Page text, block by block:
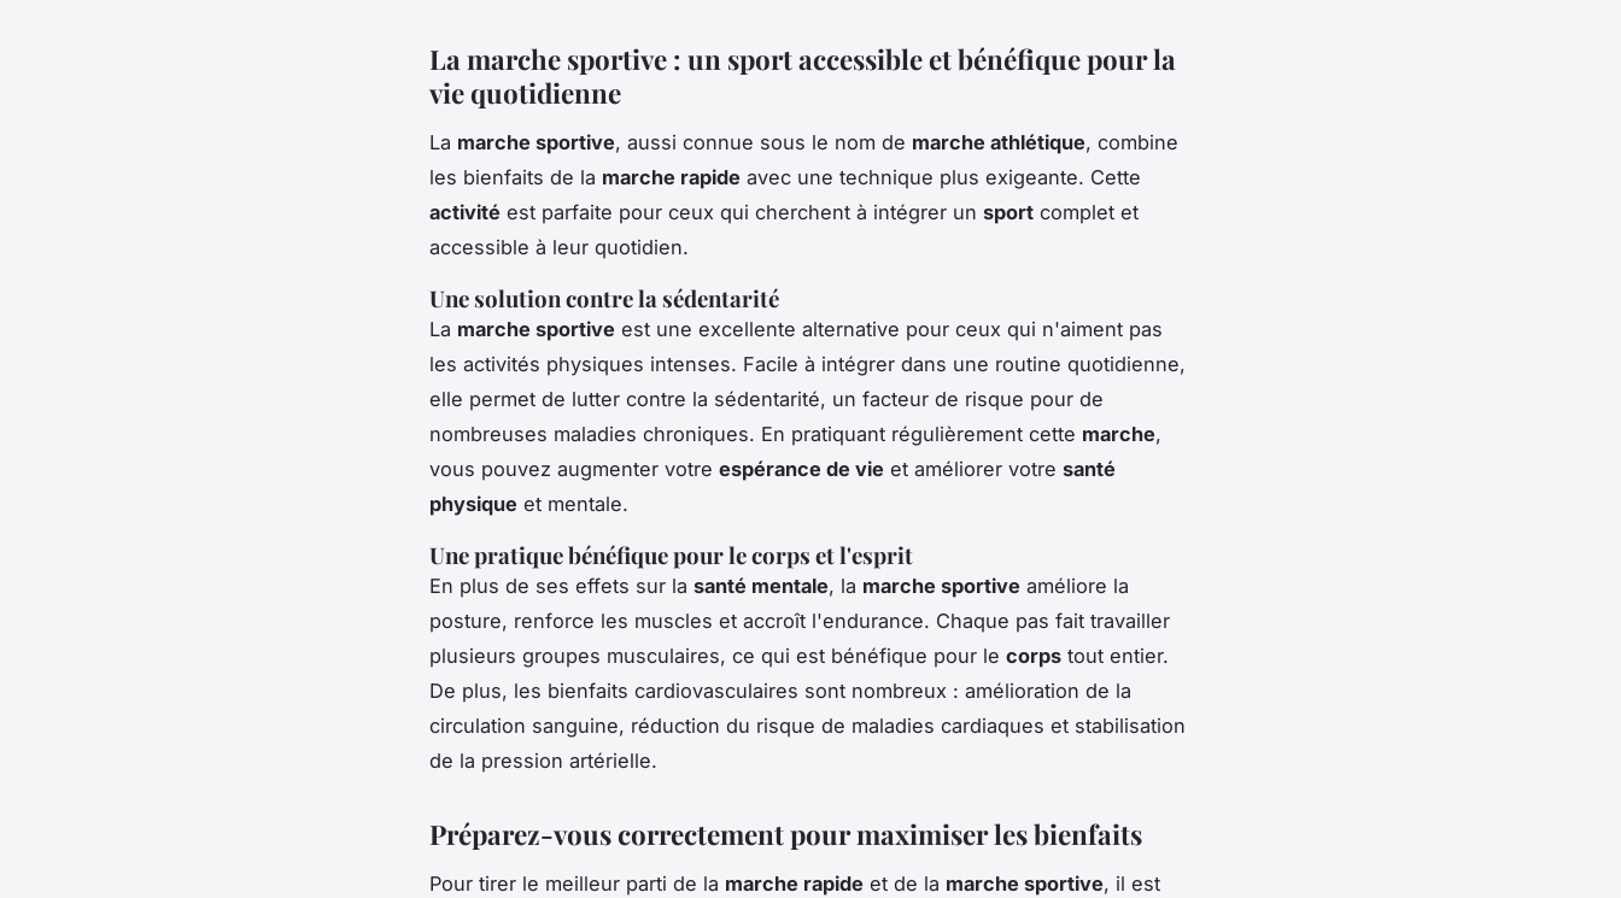
La marche sportive : un sport accessible et bénéfique pour la
vie quotidienne
La marche sportive, aussi connue sous le nom de marche athlétique, combine
les bienfaits de la marche rapide avec une technique plus exigeante. Cette
activité est parfaite pour ceux qui cherchent à intégrer un sport complet et
accessible à leur quotidien.
Une solution contre la sédentarité
La marche sportive est une excellente alternative pour ceux qui n'aiment pas
les activités physiques intenses. Facile à intégrer dans une routine quotidienne,
elle permet de lutter contre la sédentarité, un facteur de risque pour de
nombreuses maladies chroniques. En pratiquant régulièrement cette marche,
vous pouvez augmenter votre espérance de vie et améliorer votre santé
physique et mentale.
Une pratique bénéfique pour le corps et l'esprit
En plus de ses effets sur la santé mentale, la marche sportive améliore la
posture, renforce les muscles et accroît l'endurance. Chaque pas fait travailler
plusieurs groupes musculaires, ce qui est bénéfique pour le corps tout entier.
De plus, les bienfaits cardiovasculaires sont nombreux : amélioration de la
circulation sanguine, réduction du risque de maladies cardiaques et stabilisation
de la pression artérielle.
Préparez-vous correctement pour maximiser les bienfaits
Pour tirer le meilleur parti de la marche rapide et de la marche sportive, il est